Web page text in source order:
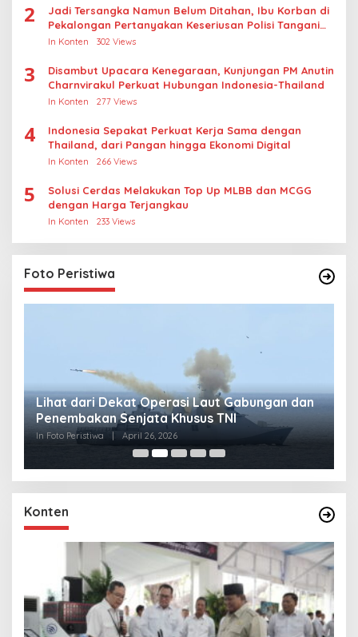
2
Jadi Tersangka Namun Belum Ditahan, Ibu Korban di
Pekalongan Pertanyakan Keseriusan Polisi Tangani
Kasus Rudapksa Sampai Anaknya Hamil
In Konten 302 Views
3
Disambut Upacara Kenegaraan, Kunjungan PM Anutin
Charnvirakul Perkuat Hubungan Indonesia-Thailand
In Konten 277 Views
4
Indonesia Sepakat Perkuat Kerja Sama dengan
Thailand, dari Pangan hingga Ekonomi Digital
In Konten 266 Views
5
Solusi Cerdas Melakukan Top Up MLBB dan MCGG
dengan Harga Terjangkau
In Konten 233 Views
Foto Peristiwa
Lihat dari Dekat Operasi Laut Gabungan dan
Penembakan Senjata Khusus TNI
In Foto Peristiwa April 26, 2026
Konten